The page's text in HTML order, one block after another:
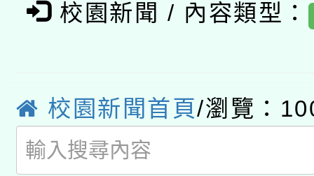
年度健康促進學校輔導
原住民族教育政策研討
轉知教育部國民及學前
方素養工作坊新北場」
「族語學習班」招生簡
文教學共融平台-教案
件」活動簡章
教育部國民及學前教育
年度COVID-19疫苗接
校園新聞 / 內容類型：
校園新聞首頁/瀏覽：